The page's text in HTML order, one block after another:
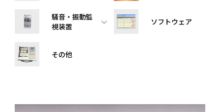
騒音・振動監
視装置
ソフトウェア
その他